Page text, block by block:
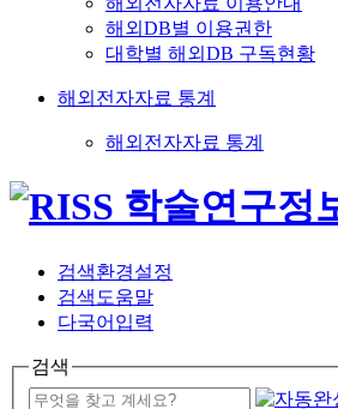
해외DB별 이용권한
대학별 해외DB 구독현황
해외전자자료 통계
해외전자자료 통계
검색환경설정
검색도움말
다국어입력
검색